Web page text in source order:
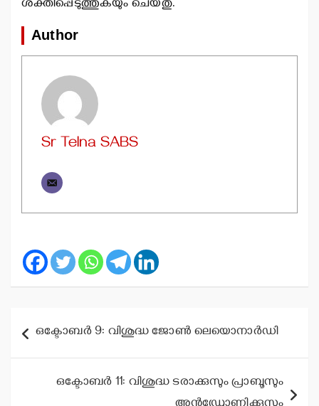
ശക്തിപ്പെടുത്തുകയും ചെയ്തു.
Author
Sr Telna SABS
navigation
ഒക്ടോബര്‍ 9: വിശുദ്ധ ജോണ്‍ ലെയൊനാര്‍ഡി
ഒക്ടോബര്‍ 11: വിശുദ്ധ ടരാക്കുസും പ്രാബൂസും